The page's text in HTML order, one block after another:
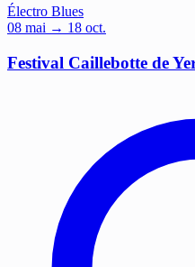
Électro Blues
08 mai → 18 oct.
Festival Caillebotte de